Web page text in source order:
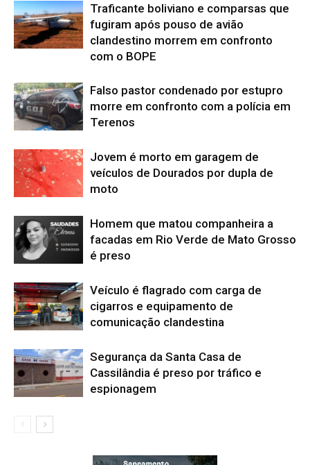
Traficante boliviano e comparsas que
fugiram após pouso de avião
clandestino morrem em confronto
com o BOPE
Falso pastor condenado por estupro
morre em confronto com a polícia em
Terenos
Jovem é morto em garagem de
veículos de Dourados por dupla de
moto
Homem que matou companheira a
facadas em Rio Verde de Mato Grosso
é preso
Veículo é flagrado com carga de
cigarros e equipamento de
comunicação clandestina
Segurança da Santa Casa de
Cassilândia é preso por tráfico e
espionagem